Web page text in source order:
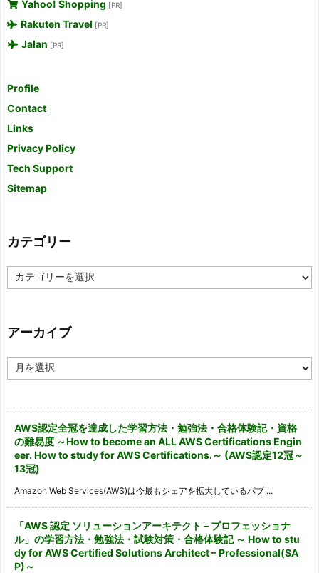
Yahoo! Shopping [PR]
Rakuten Travel [PR]
Jalan [PR]
Profile
Contact
Links
Privacy Policy
Tech Support
Sitemap
カテゴリー
テ
ー
アーカイブ
ー
AWS認定全冠を達成した学習方法・勉強法・合格体験記・資格
の難易度 ～How to become an ALL AWS Certifications Engin
eer. How to study for AWS Certifications.～ (AWS認定12冠～
13冠)
Amazon Web Services(AWS)は今最もシェアを拡大しているパブ ...
「AWS 認定 ソリューションアーキテクト – プロフェッショナ
ル」の学習方法・勉強法・試験対策・合格体験記 ～ How to stu
dy for AWS Certified Solutions Architect – Professional(SA
P)～